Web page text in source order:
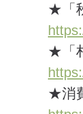
★「
★「
★消